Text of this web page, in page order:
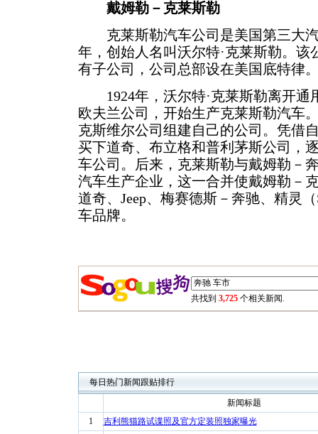
戴姆勒－克莱斯勒
克莱斯勒汽车公司是美国第三大汽
年，创始人名叫沃尔特·克莱斯勒。该
有子公司，公司总部设在美国底特律
1924年，沃尔特·克莱斯勒离开通
欧夫兰公司，开始生产克莱斯勒汽车
克斯维尔公司组建自己的公司。凭借
买下道奇、布立格和普利茅斯公司，
车公司。后来，克莱斯勒与戴姆勒－
汽车生产企业，这一合并使戴姆勒－
道奇、Jeep、梅赛德斯－奔驰、精灵
车品牌。
共找到 3,725 个相关新闻.
每日热门新闻跟贴排行
新闻标题
1
吉利熊猫路试谍照及官方定装照独家曝光